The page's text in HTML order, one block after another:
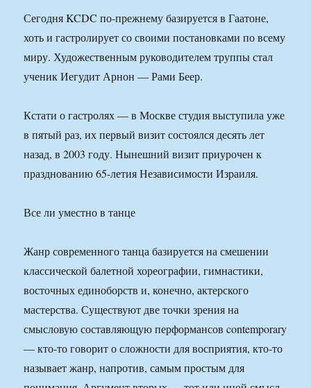
Сегодня KCDC по-прежнему базируется в Гаатоне,
хоть и гастролирует со своими постановками по всему
миру. Художественным руководителем труппы стал
ученик Иегудит Арнон — Рами Беер.
Кстати о гастролях — в Москве студия выступила уже
в пятый раз, их первый визит состоялся десять лет
назад, в 2003 году. Нынешний визит приурочен к
празднованию 65-летия Независимости Израиля.
Все ли уместно в танце
Жанр современного танца базируется на смешении
классической балетной хореографии, гимнастики,
восточных единоборств и, конечно, актерского
мастерства. Существуют две точки зрения на
смысловую составляющую перформансов contemporary
— кто-то говорит о сложности для восприятия, кто-то
называет жанр, напротив, самым простым для